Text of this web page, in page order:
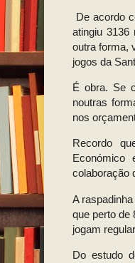
De acordo
atingiu
outra forma,
jogos da
É obra. Se
noutras
nos
Recordo
Económico
colaboração
A
que perto de
jogam
Do estudo